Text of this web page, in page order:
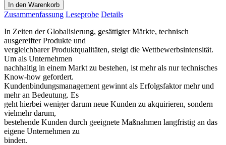
In den Warenkorb
Zusammenfassung Leseprobe Details
In Zeiten der Globalisierung, gesättigter Märkte, technisch
ausgereifter Produkte und
vergleichbarer Produktqualitäten, steigt die Wettbewerbsintensität.
Um als Unternehmen
nachhaltig in einem Markt zu bestehen, ist mehr als nur technisches
Know-how gefordert.
Kundenbindungsmanagement gewinnt als Erfolgsfaktor mehr und
mehr an Bedeutung. Es
geht hierbei weniger darum neue Kunden zu akquirieren, sondern
vielmehr darum,
bestehende Kunden durch geeignete Maßnahmen langfristig an das
eigene Unternehmen zu
binden.